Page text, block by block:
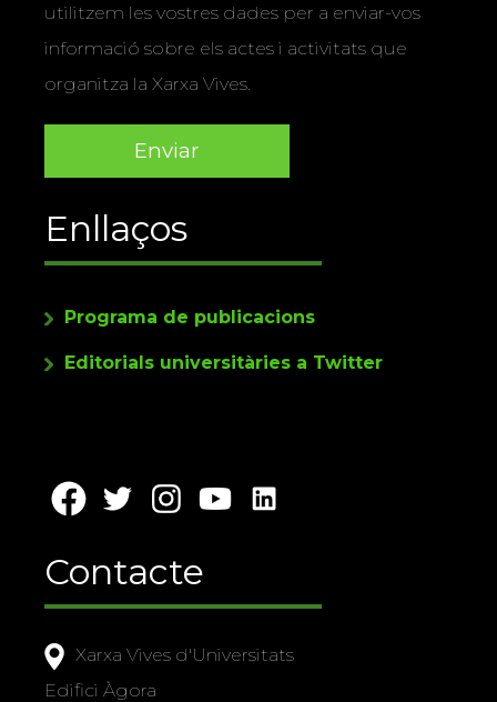
utilitzem les vostres dades per a enviar-vos
informació sobre els actes i activitats que
organitza la Xarxa Vives.
Enllaços
Programa de publicacions
Editorials universitàries a Twitter
Contacte
Xarxa Vives d'Universitats
Edifici Àgora